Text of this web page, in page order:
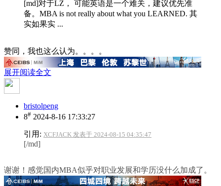
[md]对于LZ， 可能英语是一个难关，建议优先准
备。MBA is not really about what you LEARNED. 其
实如果实 ...
赞同，我也这么认为。。。。
展开阅读全文
bristolpeng
8# 2024-8-16 17:33:27
引用: XCFJACK 发表于 2024-08-15 04:35:47
[/md]
谢谢！感觉国内MBA似乎对职业发展和学历没什么加成了。